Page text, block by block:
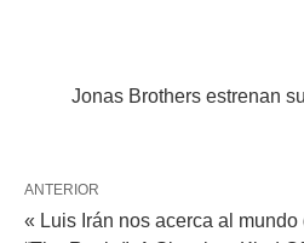
Jonas Brothers estrenan
ANTERIOR
« Luis Irán nos acerca al